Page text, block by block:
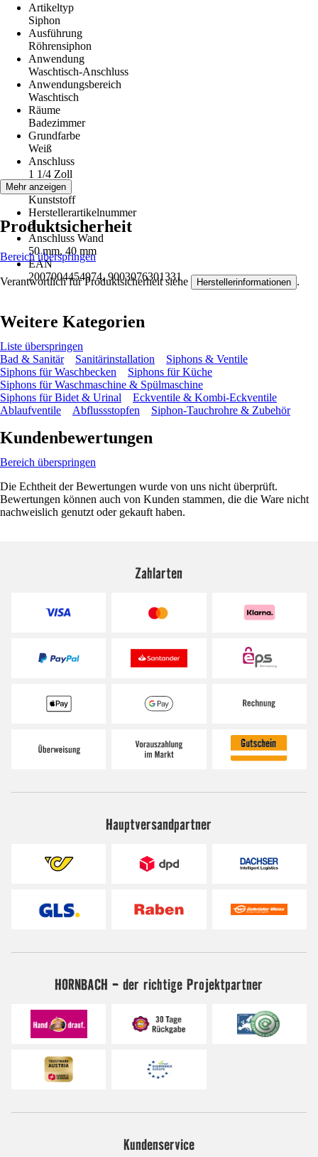
Artikeltyp
Siphon
Ausführung
Röhrensiphon
Anwendung
Waschtisch-Anschluss
Anwendungsbereich
Waschtisch
Räume
Badezimmer
Grundfarbe
Weiß
Anschluss
1 1/4 Zoll
Material
Kunststoff
Herstellerartikelnummer
0
Anschluss Wand
50 mm, 40 mm
EAN
2007004454974, 9003076301331
Mehr anzeigen
Produktsicherheit
Bereich überspringen
Verantwortlich für Produktsicherheit siehe Herstellerinformationen .
Weitere Kategorien
Liste überspringen
Bad & Sanitär
Sanitärinstallation
Siphons & Ventile
Siphons für Waschbecken
Siphons für Küche
Siphons für Waschmaschine & Spülmaschine
Siphons für Bidet & Urinal
Eckventile & Kombi-Eckventile
Ablaufventile
Abflussstopfen Siphon-Tauchrohre & Zubehör
Kundenbewertungen
Bereich überspringen
Die Echtheit der Bewertungen wurde von uns nicht überprüft.
Bewertungen können auch von Kunden stammen, die die Ware nicht
nachweislich genutzt oder gekauft haben.
Zahlarten
Hauptversandpartner
HORNBACH - der richtige Projektpartner
Kundenservice